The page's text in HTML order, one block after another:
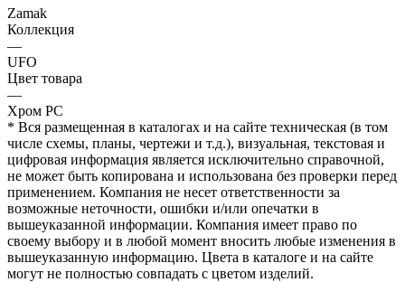
Zamak
Коллекция
—
UFO
Цвет товара
—
Хром PC
* Вся размещенная в каталогах и на сайте техническая (в том
числе схемы, планы, чертежи и т.д.), визуальная, текстовая и
цифровая информация является исключительно справочной,
не может быть копирована и использована без проверки перед
применением. Компания не несет ответственности за
возможные неточности, ошибки и/или опечатки в
вышеуказанной информации. Компания имеет право по
своему выбору и в любой момент вносить любые изменения в
вышеуказанную информацию. Цвета в каталоге и на сайте
могут не полностью совпадать с цветом изделий.